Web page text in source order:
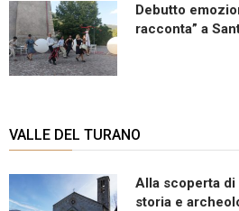
Debutto
racconta” a
VALLE DEL TURANO
Alla scoperta
storia e